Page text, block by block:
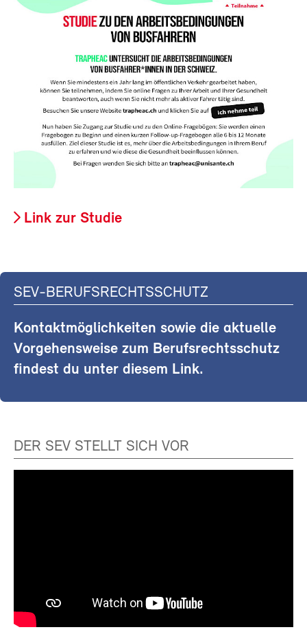
Link zur Studie
SEV-BERUFSRECHTSSCHUTZ
Kontaktmöglichkeiten sowie die aktuelle
Vorgehensweise zum Berufsrechtsschutz
findest du unter diesem Link.
DER SEV STELLT SICH VOR